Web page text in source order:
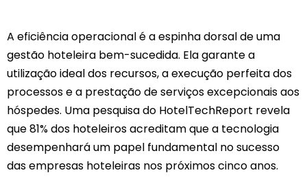
A eficiência operacional é a espinha dorsal de uma
gestão hoteleira bem-sucedida. Ela garante a
utilização ideal dos recursos, a execução perfeita dos
processos e a prestação de serviços excepcionais aos
hóspedes. Uma pesquisa do HotelTechReport revela
que 81% dos hoteleiros acreditam que a tecnologia
desempenhará um papel fundamental no sucesso
das empresas hoteleiras nos próximos cinco anos.